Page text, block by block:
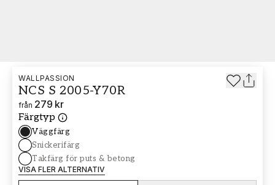
WALLPASSION
NCS S 2005-Y70R
från 279 kr
Färgtyp
Väggfärg
Snickerifärg
Takfärg för puts & betong
VISA FLER ALTERNATIV